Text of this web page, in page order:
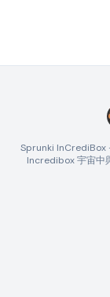
Sprunki InCrediBox
Incredibox 宇宙中